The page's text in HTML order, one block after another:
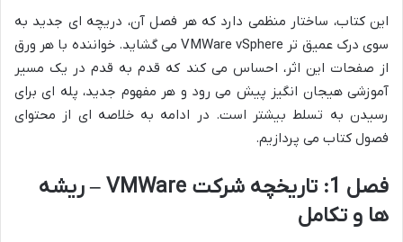
این کتاب، ساختار منظمی دارد که هر فصل آن، دریچه ای جدید به
سوی درک عمیق تر VMWare vSphere می گشاید. خواننده با هر ورق
از صفحات این اثر، احساس می کند که قدم به قدم در یک مسیر
آموزشی هیجان انگیز پیش می رود و هر مفهوم جدید، پله ای برای
رسیدن به تسلط بیشتر است. در ادامه به خلاصه ای از محتوای
فصول کتاب می پردازیم.
فصل 1: تاریخچه شرکت VMWare – ریشه
ها و تکامل